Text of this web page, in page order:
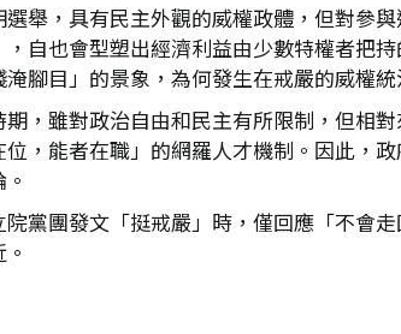
舉，具有民主外觀的威權政體，但對參
自也會型塑出經濟利益由少數特權者把
腳目」的景象，為何發生在戒嚴的威權統
，雖對政治自由和民主有所限制，但相
，能者在職」的網羅人才機制。因此，
黨團發文「挺戒嚴」時，僅回應「不會